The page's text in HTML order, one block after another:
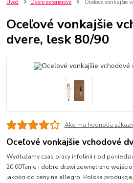
Úvod Dvere exteriérové Oceľové vonkajšie
Oceľové vonkajšie
dvere, lesk 80/90
Ako ma hodnotia
Oceľové vonkajšie vchodové
Wydłużamy czas pracy infolinii ( od
20:00Tanie i dobre drzwi zewnętrzne
jakości do ceny na allegro. Polska